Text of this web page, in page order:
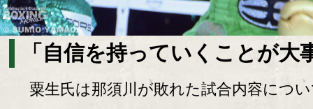
「自信を持っていくことが大
粟生氏は那須川が敗れた試合内容につ